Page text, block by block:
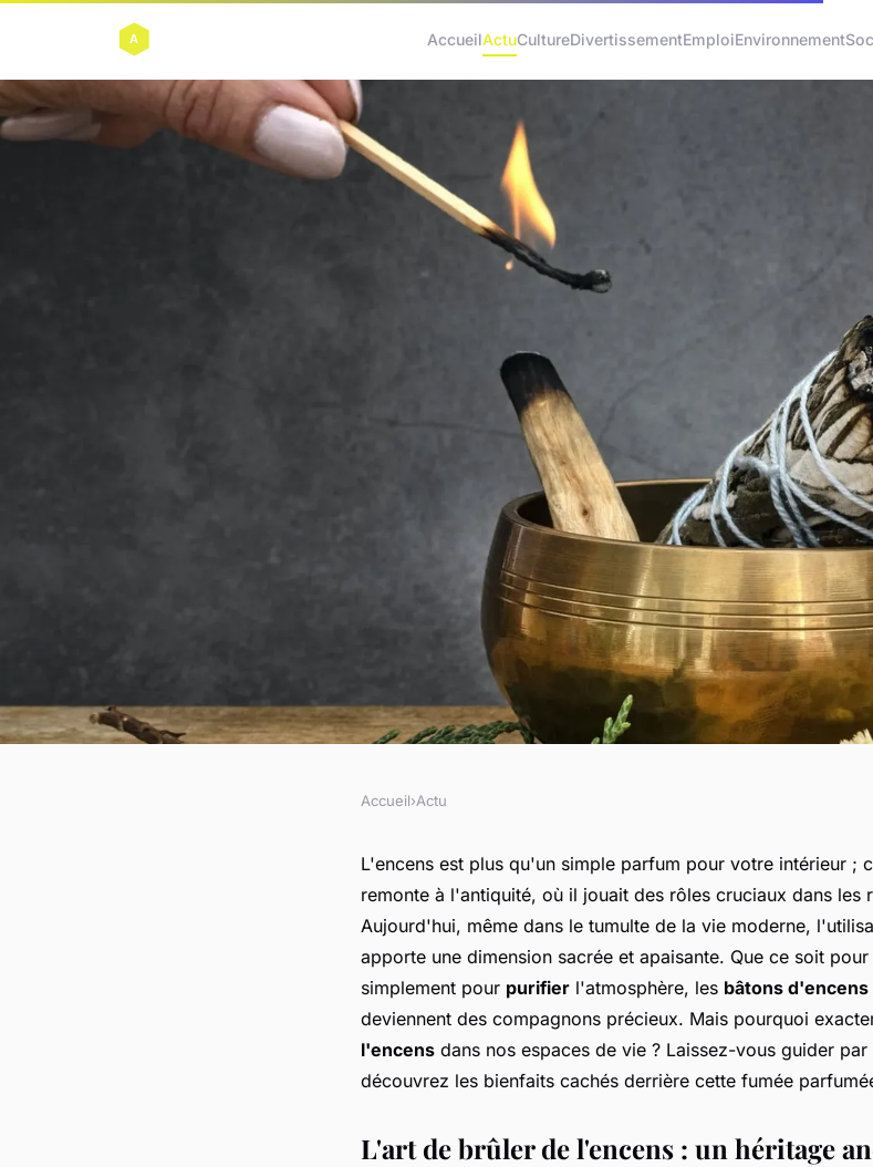
AccueilActuCultureDivertissementEmploiEnvironnement
Pour quelles raisons brûler de
dans la maison ?
Accueil›Actu
L'encens est plus qu'un simple parfum pour votre intérieur ;
remonte à l'antiquité, où il jouait des rôles cruciaux dans les
Aujourd'hui, même dans le tumulte de la vie moderne,
apporte une dimension sacrée et apaisante. Que ce soit
simplement pour purifier l'atmosphère, les bâtons d'encens
deviennent des compagnons précieux. Mais pourquoi
l'encens dans nos espaces de vie ? Laissez-vous guider
découvrez les bienfaits cachés derrière cette fumée
L'art de brûler de l'encens : un héritage